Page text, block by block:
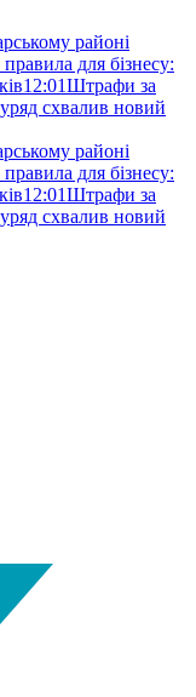
районі
для бізнесу:
12:01Штрафи за
схвалив новий
районі
для бізнесу:
12:01Штрафи за
схвалив новий